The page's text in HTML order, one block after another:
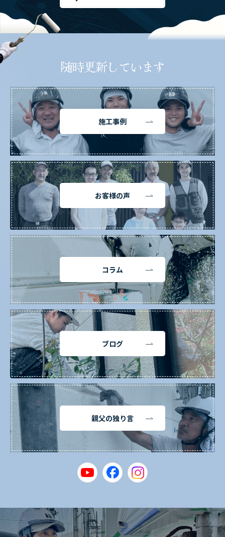
随時更新しています
施工事例
お客様の声
コラム
ブログ
親父の独り言